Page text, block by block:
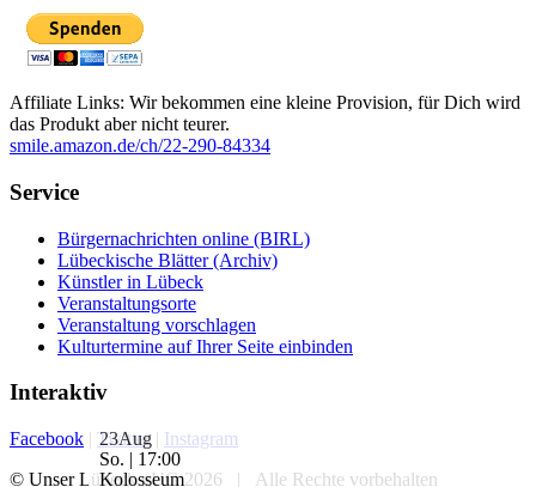
23Aug
So. | 17:00
Kolosseum
Affiliate Links: Wir bekommen eine kleine Provision, für Dich wird
das Produkt aber nicht teurer.
smile.amazon.de/ch/22-290-84334
Service
Bürgernachrichten online (BIRL)
Lübeckische Blätter (Archiv)
Künstler in Lübeck
Veranstaltungsorte
Veranstaltung vorschlagen
Kulturtermine auf Ihrer Seite einbinden
Interaktiv
Facebook | Twitter| Instagram
© Unser Lübeck gUG 2026 | Alle Rechte vorbehalten